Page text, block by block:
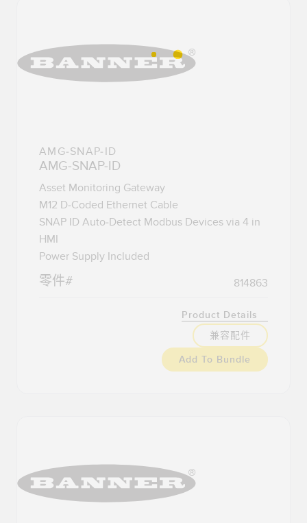
AMG-SNAP-ID
AMG-SNAP-ID
Asset Monitoring Gateway
M12 D-Coded Ethernet Cable
SNAP ID Auto-Detect Modbus Devices via 4 in
HMI
Power Supply Included
零件# 814863
Product Details
兼容配件
Add To Bundle